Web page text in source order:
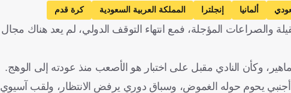
ألمانيا إنجلترا المملكة العربية السعودية كرة قدم
المؤجلة، فمع انتهاء التوقف الدولي، لم يعد هناك مجال
يحوم حوله الغموض، وسباق دوري يرفض الانتظار، ولقب آسيوي